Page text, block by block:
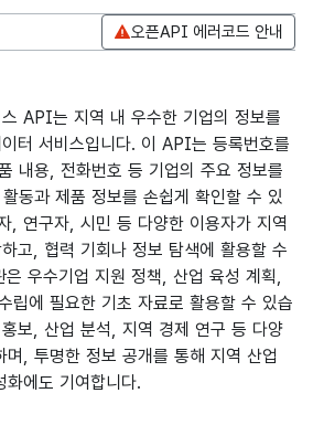
오픈API 에러코드 안내
API는 지역 내 우수한 기업의 정보를
터 서비스입니다. 이 API는 등록번호를
내용, 전화번호 등 기업의 주요 정보를
동과 제품 정보를 손쉽게 확인할 수 있
, 연구자, 시민 등 다양한 이용자가 지역
고, 협력 기회나 정보 탐색에 활용할 수
은 우수기업 지원 정책, 산업 육성 계획,
립에 필요한 기초 자료로 활용할 수 있습
보, 산업 분석, 지역 경제 연구 등 다양
며, 투명한 정보 공개를 통해 지역 산업
화에도 기여합니다.